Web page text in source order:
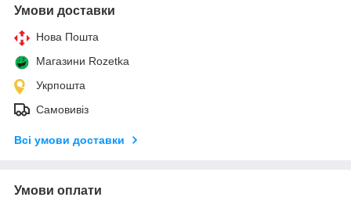
Умови доставки
Нова Пошта
Магазини Rozetka
Укрпошта
Самовивіз
Всі умови доставки
Умови оплати